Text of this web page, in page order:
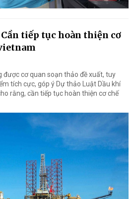
Cần tiếp tục hoàn thiện cơ
được cơ quan soạn thảo đề xuất, tuy
tích cực, góp ý Dự thảo Luật Dầu khí
rằng, cần tiếp tục hoàn thiện cơ chế